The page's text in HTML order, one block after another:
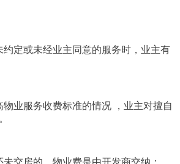
约定或未经业主同意的服务时，业主有
业服务收费标准的情况 ，业主对擅自
交房的，物业费是由开发商交纳；